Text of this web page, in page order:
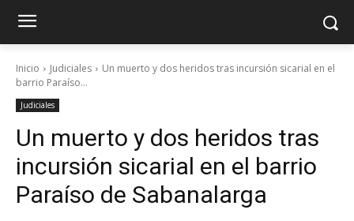
Inicio Judiciales
Un muerto y dos heridos tras incursión sicarial en el
barrio Paraíso...
Judiciales
Un muerto y dos heridos tras
incursión sicarial en el barrio
Paraíso de Sabanalarga